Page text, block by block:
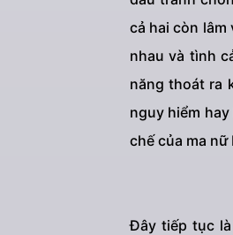
cả hai còn
nhau và tình
năng thoát ra
nguy hiểm
chế của ma nữ
Đây tiếp tục